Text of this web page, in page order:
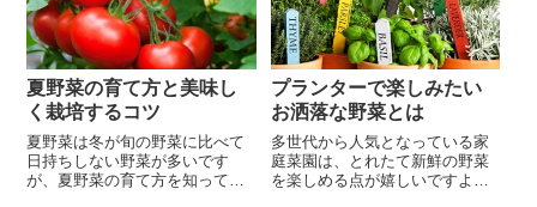
夏野菜の育て方と美味し
く栽培するコツ
夏野菜は冬が旬の野菜に比べて
日持ちしない野菜が多いです
が、夏野菜の育て方を知って家
プランターで楽しみたい
お洒落な野菜とは
多世代から人気となっている家
庭菜園は、とれたて新鮮の野菜
を楽しめる点が嬉しいですよ